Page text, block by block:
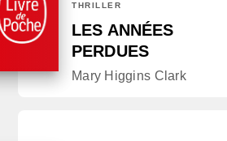
THRILLER
LES ANNÉES
PERDUES
Mary Higgins Clark